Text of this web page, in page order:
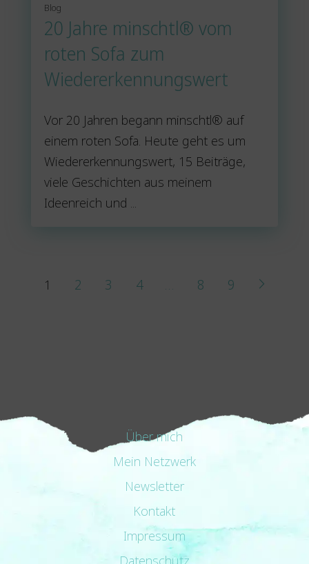
Blog
20 Jahre minschtl® vom
roten Sofa zum
Wiedererkennungswert
Vor 20 Jahren begann minschtl® auf
einem roten Sofa. Heute geht es um
Wiedererkennungswert, 15 Beiträge,
viele Geschichten aus meinem
Ideenreich und ...
1 2 3 4 … 8 9 Next
Über mich
Mein Netzwerk
Newsletter
Kontakt
Impressum